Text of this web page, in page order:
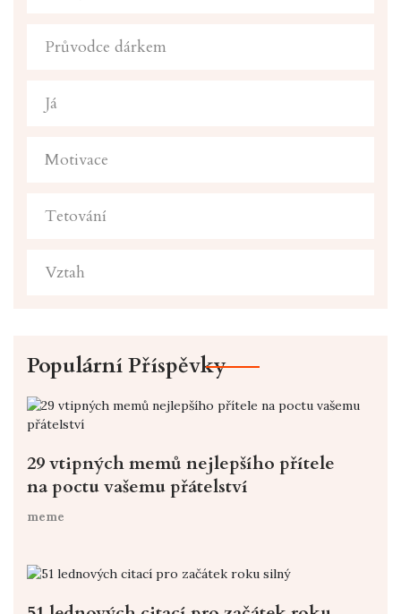
Průvodce dárkem
Já
Motivace
Tetování
Vztah
Populární Příspěvky
29 vtipných memů nejlepšího přítele
na poctu vašemu přátelství
meme